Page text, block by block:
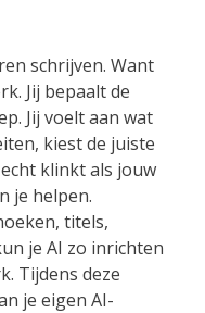
schrijven. Want
Jij bepaalt de
Jij voelt aan wat
kiest de juiste
klinkt als jouw
je helpen.
titels,
je AI zo inrichten
Tijdens deze
je eigen AI-